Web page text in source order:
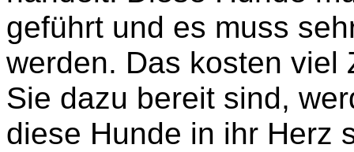
geführt und es muss
werden. Das kosten viel
Sie dazu bereit sind,
diese Hunde in ihr Herz